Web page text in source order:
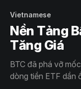
Vietnamese
Nền Tảng
Tăng Giá
BTC đã phá vỡ
dòng tiền ETF dần